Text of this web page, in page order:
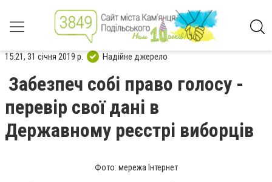
15:21, 31 січня 2019 р. Надійне джерело
Забезпеч собі право голосу -
перевір свої дані в
Державному реєстрі виборців
Фото: мережа Інтернет